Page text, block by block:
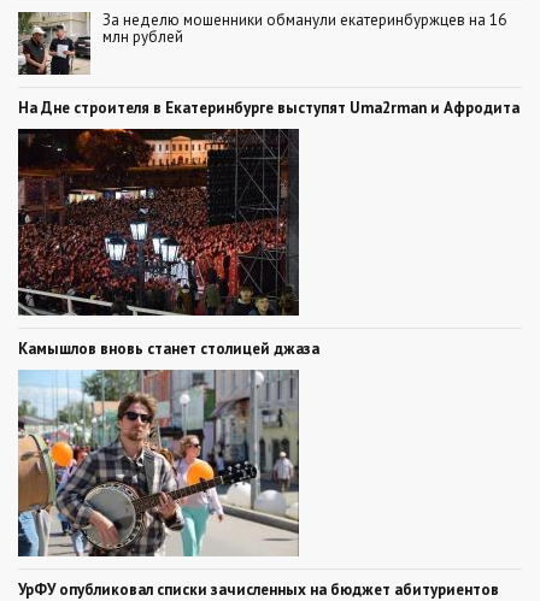
За неделю мошенники обманули екатеринбуржцев на 16
млн рублей
На Дне строителя в Екатеринбурге выступят Uma2rman и Афродита
Камышлов вновь станет столицей джаза
УрФУ опубликовал списки зачисленных на бюджет абитуриентов